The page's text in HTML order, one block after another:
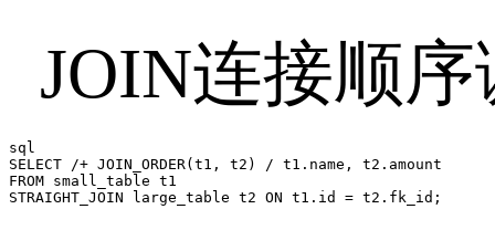
JOIN连接顺序
sql
SELECT /+ JOIN_ORDER(t1, t2) / t1.name, t2.amount
FROM small_table t1
STRAIGHT_JOIN large_table t2 ON t1.id = t2.fk_id;